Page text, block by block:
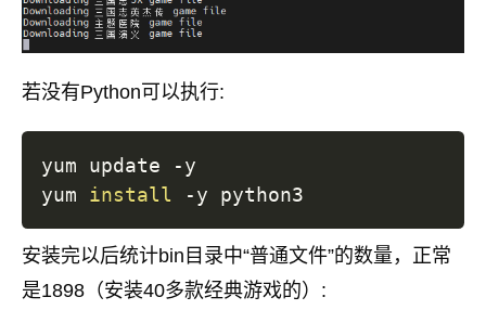
若没有Python可以执行:
yum update -y
yum install
安装完以后统计bin目录中“普通文件”的数量，正常
是1898（安装40多款经典游戏的）: